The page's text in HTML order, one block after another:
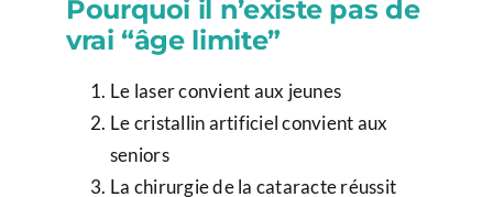
Pourquoi il n’existe pas de
vrai “âge limite”
Le laser convient aux jeunes
Le cristallin artificiel convient aux
seniors
La chirurgie de la cataracte réussit